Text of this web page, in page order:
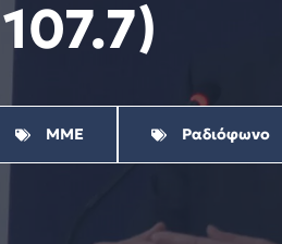
ΜΜΕ Ραδιόφωνο